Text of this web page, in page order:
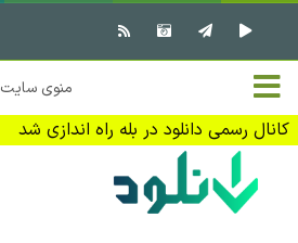
خانه
تماس با ما
تبلیغات
منوی سایت
کانال رسمی دانلود در بله راه اندازی شد
✖ بستن منو
نرم افزار کامپیوتر
بازی کامپیوتر